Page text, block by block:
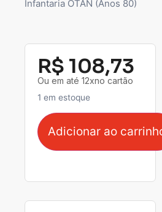
Infantaria OTAN (Anos 80)
R$ 108,73
Ou em até 12xno cartão
1 em estoque
Adicionar ao